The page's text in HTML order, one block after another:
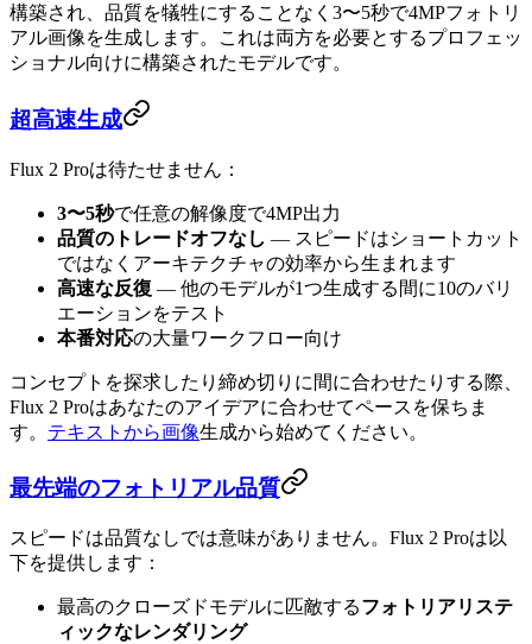
構築され、品質を犠牲にすることなく3〜5秒で4MPフォトリ
アル画像を生成します。これは両方を必要とするプロフェッ
ショナル向けに構築されたモデルです。
超高速生成
Flux 2 Proは待たせません：
3〜5秒で任意の解像度で4MP出力
品質のトレードオフなし — スピードはショートカット
ではなくアーキテクチャの効率から生まれます
高速な反復 — 他のモデルが1つ生成する間に10のバリ
エーションをテスト
本番対応の大量ワークフロー向け
コンセプトを探求したり締め切りに間に合わせたりする際、
Flux 2 Proはあなたのアイデアに合わせてペースを保ちま
す。 テキストから画像生成から始めてください。
最先端のフォトリアル品質
スピードは品質なしでは意味がありません。Flux 2 Proは以
下を提供します：
最高のクローズドモデルに匹敵するフォトリアリステ
ィックなレンダリング